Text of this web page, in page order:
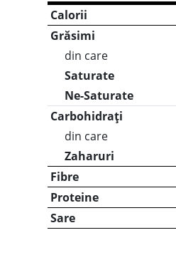
Calorii
Grăsimi
din care
Saturate
Ne-Saturate
Carbohidrați
din care
Zaharuri
Fibre
Proteine
Sare